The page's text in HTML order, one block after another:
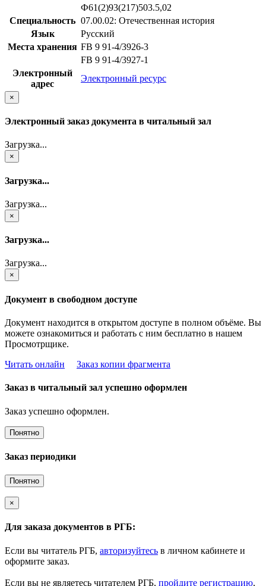
Ф61(2)93(217)503.5,02
Специальность 07.00.02: Отечественная история
Язык
Русский
Места хранения FB 9 91-4/3926-3
FB 9 91-4/3927-1
Электронный
адрес
Электронный ресурс
×
Электронный заказ документа в читальный зал
Загрузка...
×
Загрузка...
Загрузка...
×
Загрузка...
Загрузка...
×
Документ в свободном доступе
Документ находится в открытом доступе в полном объёме. Вы
можете ознакомиться и работать с ним бесплатно в нашем
Просмотрщике.
Читать онлайн
Заказ копии фрагмента
Заказ в читальный зал успешно оформлен
Заказ успешно оформлен.
Понятно
Заказ периодики
Понятно
×
Для заказа документов в РГБ:
Если вы читатель РГБ, авторизуйтесь в личном кабинете и
оформите заказ.
Если вы не являетесь читателем РГБ, пройдите регистрацию,